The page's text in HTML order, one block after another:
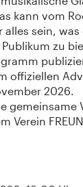
kann vom
alles sein,
zu
offiziellen
2026.
gemeinsame
Verein